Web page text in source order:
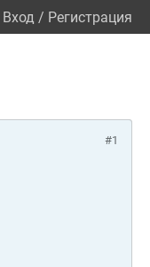
Вход / Регистрация
#1